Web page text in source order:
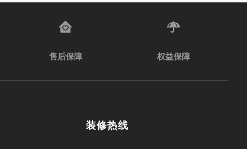
售后保障 权益保障
装修热线